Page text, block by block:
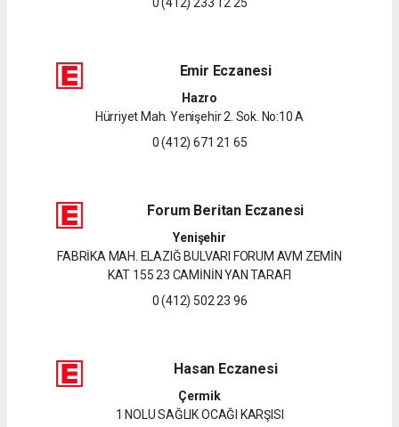
Emir Eczanesi
Hazro
Hürriyet Mah. Yenişehir 2. Sok. No:10 A
0 (412) 671 21 65
Forum Beritan Eczanesi
Yenişehir
FABRİKA MAH. ELAZIĞ BULVARI FORUM AVM ZEMİN
KAT 155 23 CAMİNİN YAN TARAFI
0 (412) 502 23 96
Hasan Eczanesi
Çermik
1 NOLU SAĞLIK OCAĞI KARŞISI